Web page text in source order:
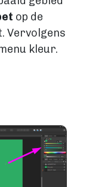
op de
Vervolgens
kleur.